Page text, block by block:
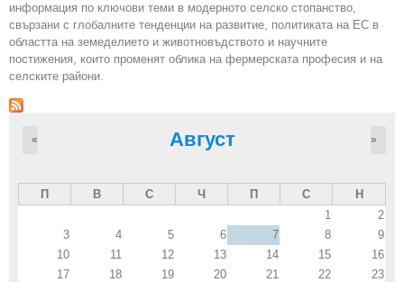
информация по ключови теми в модерното селско стопанство,
свързани с глобалните тенденции на развитие, политиката на ЕС в
областта на земеделието и животновъдството и научните
постижения, които променят облика на фермерската професия и на
селските райони.
Август
« »
П В С Ч П С
Н
1
2
3
4 5 6 7 8
9
10
11 12 13 14 15
16
17
18 19 20 21 22
23